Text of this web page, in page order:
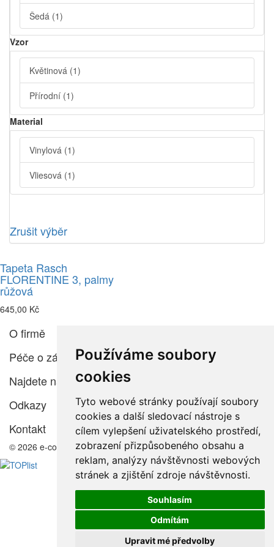
Používáme soubory
cookies
Tyto webové stránky používají soubory
cookies a další sledovací nástroje s
cílem vylepšení uživatelského prostředí,
zobrazení přizpůsobeného obsahu a
reklam, analýzy návštěvnosti webových
stránek a zjištění zdroje návštěvnosti.
Souhlasím
Odmítám
Upravit mé předvolby
Šedá (1)
Vzor
Květinová (1)
Přírodní (1)
Material
Vinylová (1)
Vliesová (1)
Zrušit výběr
Tapeta Rasch
FLORENTINE 3, palmy
růžová
645,00 Kč
O firmě
Péče o zákazníka
Najdete nás
Odkazy
Kontakt
© 2026 e-color.cz